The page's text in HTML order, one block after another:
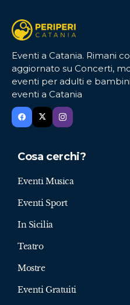
Eventi a Catania. Rimani
aggiornato su Concerti,
eventi per adulti e
eventi a Catania
Cosa cerchi?
Eventi Musica
Eventi Sport
In Sicilia
Teatro
Mostre
Eventi Gratuiti